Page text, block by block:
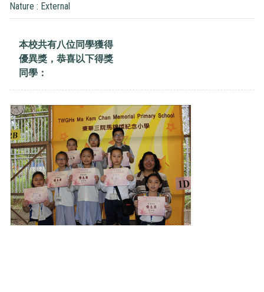
Nature : External
本校共有八位同學獲得
優異獎，恭喜以下得獎
同學：